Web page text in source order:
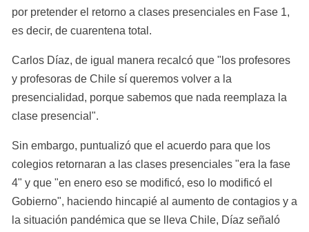
por pretender el retorno a clases presenciales en Fase 1,
es decir, de cuarentena total.
Carlos Díaz, de igual manera recalcó que "los profesores
y profesoras de Chile sí queremos volver a la
presencialidad, porque sabemos que nada reemplaza la
clase presencial".
Sin embargo, puntualizó que el acuerdo para que los
colegios retornaran a las clases presenciales "era la fase
4" y que "en enero eso se modificó, eso lo modificó el
Gobierno", haciendo hincapié al aumento de contagios y a
la situación pandémica que se lleva Chile, Díaz señaló